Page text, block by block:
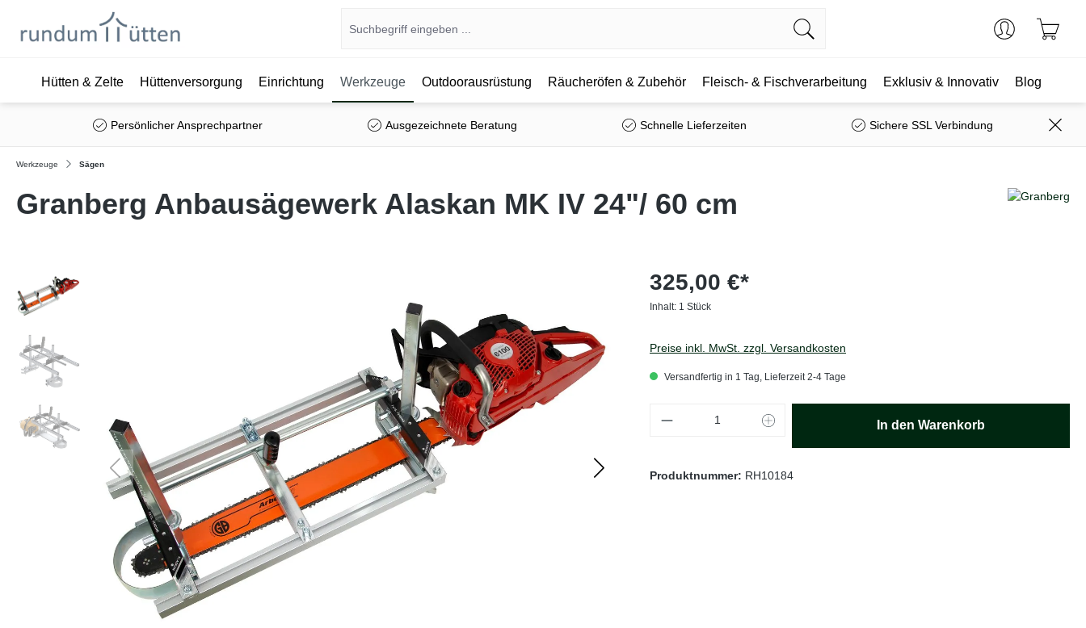
Zur Hauptnavigation springen
Hütten & Zelte Hüttenversorgung Einrichtung Werkzeuge Outdoorausrüstung Räucheröfen & Zubehör Fleisch- & Fischverarbeitung Exklusiv & Innovativ Blog
Persönlicher Ansprechpartner Ausgezeichnete Beratung Schnelle Lieferzeiten Sichere SSL Verbindung
Werkzeuge Sägen
Granberg Anbausägewerk Alaskan MK IV 24"/ 60 cm
325,00 €*
Inhalt: 1 Stück
Preise inkl. MwSt. zzgl. Versandkosten
Versandfertig in 1 Tag, Lieferzeit 2-4 Tage
Produkt Anzahl: Gib den gewünschten Wert ein
In den Warenkorb
Produktnummer: RH10184